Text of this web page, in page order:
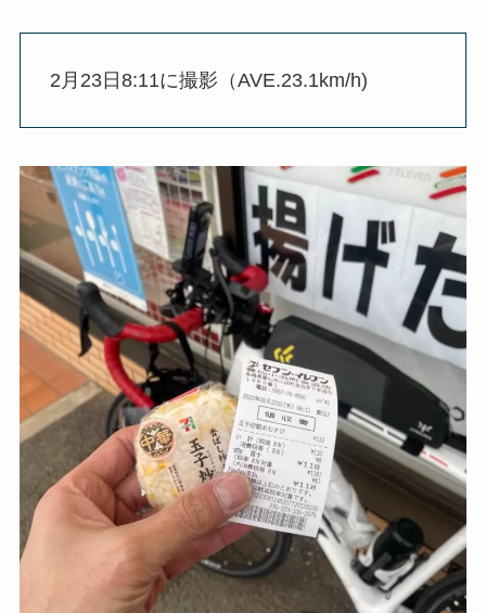
2月23日8:11に撮影（AVE.23.1km/h)